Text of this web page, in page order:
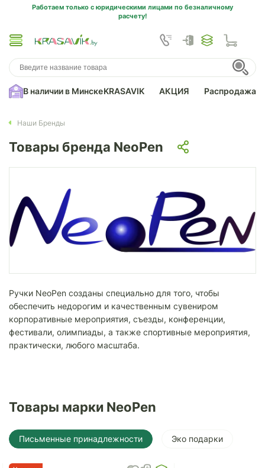
Работаем только с юридическими лицами по безналичному
расчету!
В наличии в МинскеKRASAVIK АКЦИЯ Распродажа
Наши Бренды
Товары бренда NeoPen
Ручки NeoPen созданы специально для того, чтобы
обеспечить недорогим и качественным сувениром
корпоративные мероприятия, съезды, конференции,
фестивали, олимпиады, а также спортивные мероприятия,
практически, любого масштаба.
Товары марки NeoPen
Письменные принадлежности Эко подарки